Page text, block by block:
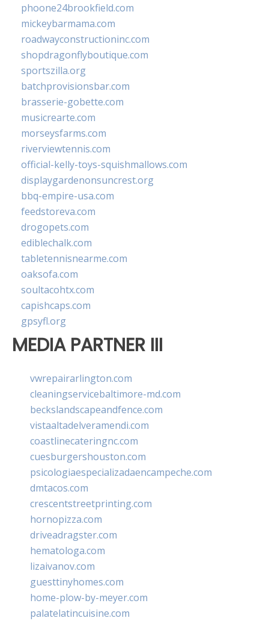
phoone24brookfield.com
mickeybarmama.com
roadwayconstructioninc.com
shopdragonflyboutique.com
sportszilla.org
batchprovisionsbar.com
brasserie-gobette.com
musicrearte.com
morseysfarms.com
riverviewtennis.com
official-kelly-toys-squishmallows.com
displaygardenonsuncrest.org
bbq-empire-usa.com
feedstoreva.com
drogopets.com
ediblechalk.com
tabletennisnearme.com
oaksofa.com
soultacohtx.com
capishcaps.com
gpsyfl.org
MEDIA PARTNER III
vwrepairarlington.com
cleaningservicebaltimore-md.com
beckslandscapeandfence.com
vistaaltadelveramendi.com
coastlinecateringnc.com
cuesburgershouston.com
psicologiaespecializadaencampeche.com
dmtacos.com
crescentstreetprinting.com
hornopizza.com
driveadragster.com
hematologa.com
lizaivanov.com
guesttinyhomes.com
home-plow-by-meyer.com
palatelatincuisine.com